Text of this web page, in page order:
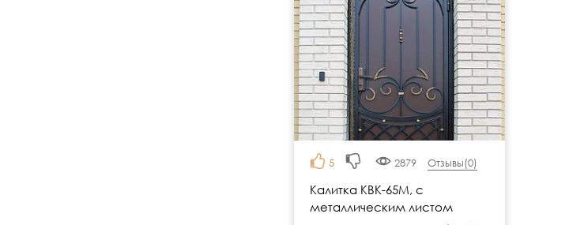
5 2879 Отзывы(0)
Калитка КВК-65М, с
металлическим листом